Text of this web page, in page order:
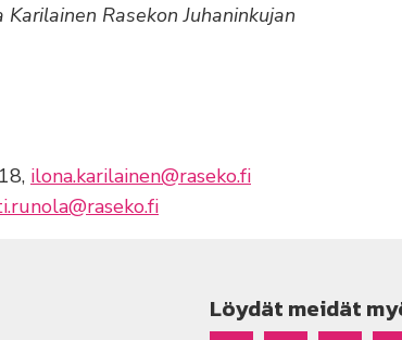
Rasekon Juhaninkujan
ilona.karilainen@raseko.fi
Löydät meidät